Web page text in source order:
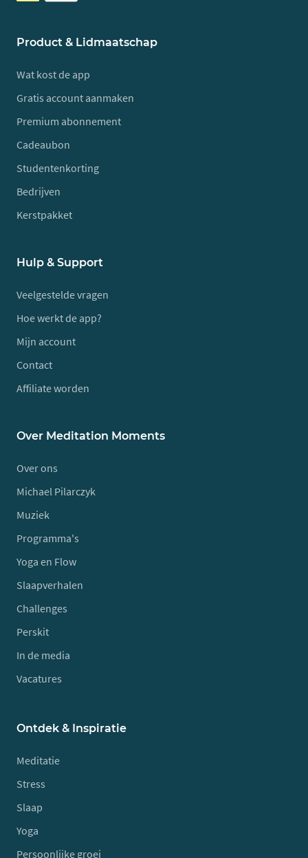
Product & Lidmaatschap
Wat kost de app
Gratis account aanmaken
Premium abonnement
Cadeaubon
Studentenkorting
Bedrijven
Kerstpakket
Hulp & Support
Veelgestelde vragen
Hoe werkt de app?
Mijn account
Contact
Affiliate worden
Over Meditation Moments
Over ons
Michael Pilarczyk
Muziek
Programma's
Yoga en Flow
Slaapverhalen
Challenges
Perskit
In de media
Vacatures
Ontdek & Inspiratie
Meditatie
Stress
Slaap
Yoga
Persoonlijke groei